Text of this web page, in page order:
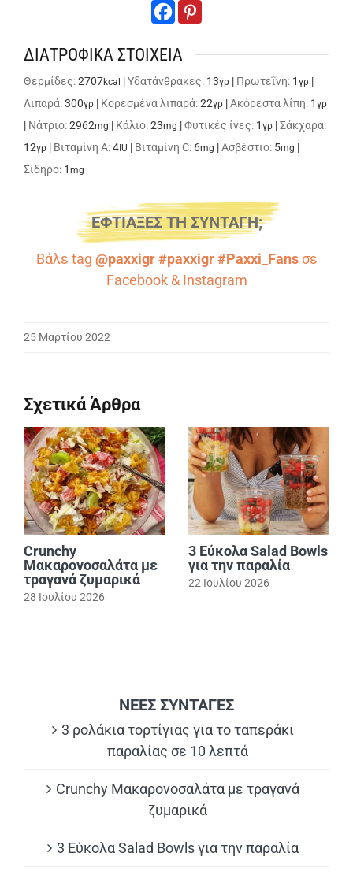
ΔΙΑΤΡΟΦΙΚΑ ΣΤΟΙΧΕΙΑ
Θερμίδες:2707kcal |Υδατάνθρακες: 13γρ | Πρωτεΐνη: 1 γρ |
Λιπαρά:300γρ | Κορεσμένα λιπαρά:22γρ |Ακόρεστα λίπη: 1 γρ
| Νάτριο:2962mg | Κάλιο:23mg |Φυτικές ίνες: 1 γρ |Σάκχαρα:
12γρ | Βιταμίνη A:4 IU | Βιταμίνη C: 6mg |Ασβέστιο: 5mg |
Σίδηρο: 1 mg
ΕΦΤΙΑΞΕΣ ΤΗ ΣΥΝΤΑΓΗ;
Βάλε tag @paxxigr #paxxigr #Paxxi_Fansσε
Facebook& Instagram
25 Μαρτίου 2022
Σχετικά Άρθρα
Crunchy
Μακαρονοσαλάτα με
τραγανά ζυμαρικά
28 Ιουλίου 2026
3 Εύκολα Salad Bowls
για την παραλία
22 Ιουλίου 2026
ΝΕΕΣ ΣΥΝΤΑΓΕΣ
3 ρολάκια τορτίγιας για το ταπεράκι
παραλίας σε 10 λεπτά
Crunchy Μακαρονοσαλάτα με τραγανά
ζυμαρικά
3 Εύκολα Salad Bowls για την παραλία